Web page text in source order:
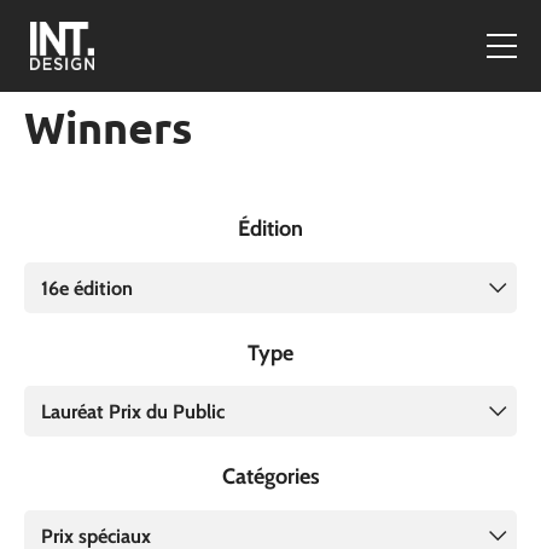
Winners
Édition
16e édition
Type
Lauréat Prix du Public
Catégories
Prix spéciaux